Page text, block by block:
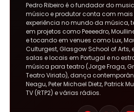
Pedro Ribeiro é o fundador do
músico e produtor conta com mais
experiência no mundo da música,
em projetos como Peeeedro,
e tocando em venues como Lux,
Culturgest, Glasgow School of Arts,
salas e locais em Portugal e no
música para teatro (Jorge Fraga,
Teatro Viriato), dança
Neagu, Peter Michael Dietz, Patrick
TV (RTP2) e várias rádios.